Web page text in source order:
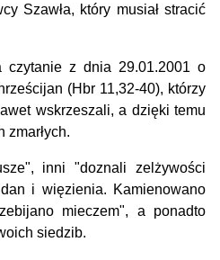
Szawła, który musiał stracić
z dnia 29.01.2001 o
(Hbr 11,32-40), którzy
wskrzeszali, a dzięki temu
zmarłych.
inni "doznali zelżywości
i więzienia. Kamienowano
mieczem", a ponadto
siedzib.